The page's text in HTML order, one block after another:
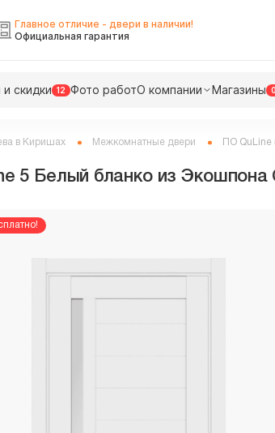
Главное отличие - двери в наличии!
Официальная гарантия
и скидки 12 Фото работО компании Магазины 0
в Киришах Межкомнатные двери ПО
5 Белый бланко из Экошпона